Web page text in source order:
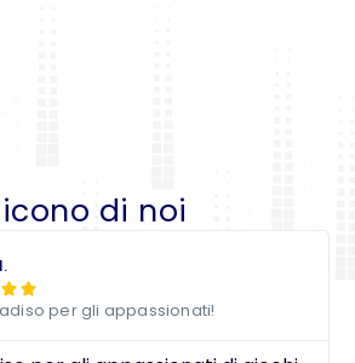
di noi
 
per gli appassionati!